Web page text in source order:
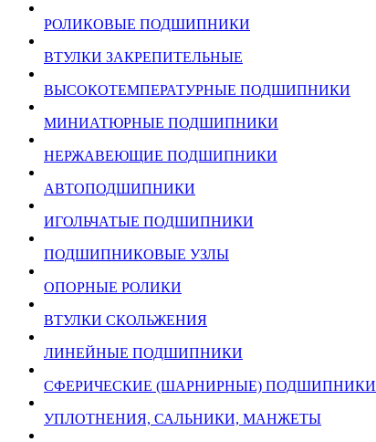
РОЛИКОВЫЕ ПОДШИПНИКИ
ВТУЛКИ ЗАКРЕПИТЕЛЬНЫЕ
ВЫСОКОТЕМПЕРАТУРНЫЕ ПОДШИПНИКИ
МИНИАТЮРНЫЕ ПОДШИПНИКИ
НЕРЖАВЕЮЩИЕ ПОДШИПНИКИ
АВТОПОДШИПНИКИ
ИГОЛЬЧАТЫЕ ПОДШИПНИКИ
ПОДШИПНИКОВЫЕ УЗЛЫ
ОПОРНЫЕ РОЛИКИ
ВТУЛКИ СКОЛЬЖЕНИЯ
ЛИНЕЙНЫЕ ПОДШИПНИКИ
СФЕРИЧЕСКИЕ (ШАРНИРНЫЕ) ПОДШИПНИКИ
УПЛОТНЕНИЯ, САЛЬНИКИ, МАНЖЕТЫ